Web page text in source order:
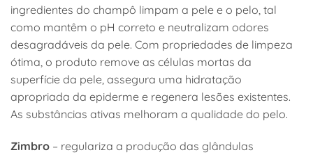
ingredientes do champô limpam a pele e o pelo, tal
como mantêm o pH correto e neutralizam odores
desagradáveis da pele. Com propriedades de limpeza
ótima, o produto remove as células mortas da
superfície da pele, assegura uma hidratação
apropriada da epiderme e regenera lesões existentes.
As substâncias ativas melhoram a qualidade do pelo.
Zimbro – regulariza a produção das glândulas